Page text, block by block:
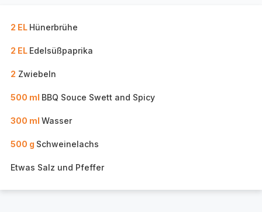
2 EL Hünerbrühe
2 EL Edelsüßpaprika
2 Zwiebeln
500 ml BBQ Souce Swett and Spicy
300 ml Wasser
500 g Schweinelachs
Etwas Salz und Pfeffer